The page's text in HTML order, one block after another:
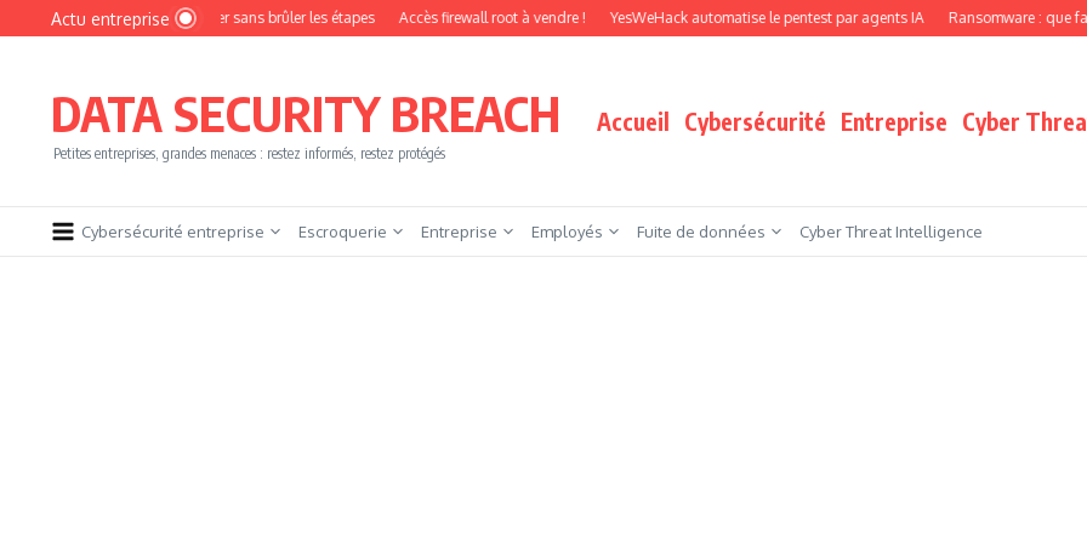
Aller au contenu
Actu entreprise
devenir pentester sans brûler les étapes Accès firewall root à vendre ! YesWeHack automatise le pentest par agents IA Ransomware : que faire quand vos
DATA SECURITY BREACH
Petites entreprises, grandes menaces : restez informés, restez protégés
Accueil Cybersécurité Entreprise Cyber
Cybersécurité entreprise Escroquerie Entreprise Employés Fuite de données Cyber Threat Intelligence